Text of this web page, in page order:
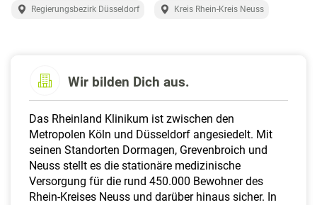
Regierungsbezirk Düsseldorf Kreis Rhein-Kreis Neuss
Wir bilden Dich aus.
Das Rheinland Klinikum ist zwischen den
Metropolen Köln und Düsseldorf angesiedelt. Mit
seinen Standorten Dormagen, Grevenbroich und
Neuss stellt es die stationäre medizinische
Versorgung für die rund 450.000 Bewohner des
Rhein-Kreises Neuss und darüber hinaus sicher. In